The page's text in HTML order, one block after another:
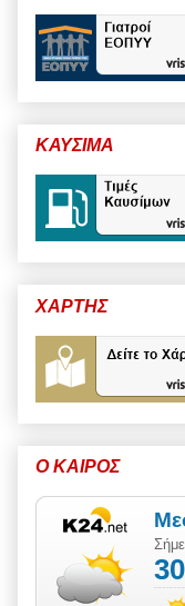
ΚΑΥΣΙΜΑ
ΧΑΡΤΗΣ
Ο ΚΑΙΡΟΣ